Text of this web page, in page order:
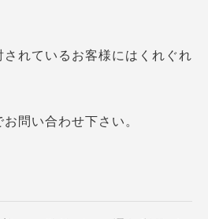
れているお客様にはくれぐれ
問い合わせ下さい。